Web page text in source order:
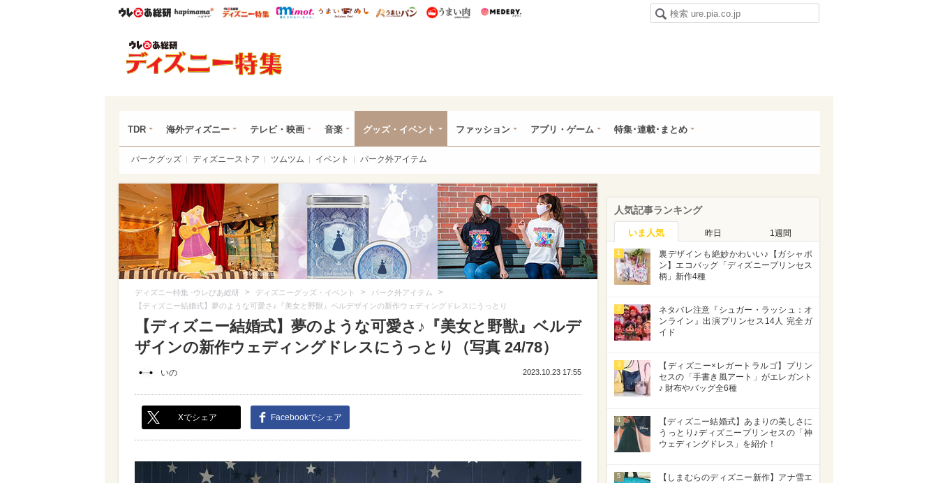
ウレぴあ総研ハピママ* ウレぴあ総研 ディズニー特集
mimot. うまいめし うまいパン うまい肉
TDR 海外ディズニー テレビ・映画 音楽 グッズ・イベント ファッション アプリ・ゲーム 特集･連載･まとめ
パークグッズ ディズニーストア ツムツム イベント パーク外アイテム
ディズニー特集 -ウレぴあ総研 > ディズニーグッズ・イベント > パーク外アイテム >
【ディズニー結婚式】夢のような可愛さ♪『美女と野獣』ベルデザインの新作ウェディングドレスにうっとり
【ディズニー結婚式】夢のような可愛さ♪『美女と野獣』ベルデ
ザインの新作ウェディングドレスにうっとり（写真 24/78）
いの 2023.10.23 17:55
Xでシェア Facebookでシェア
人気記事ランキング
いま人気 昨日 1週間
1
裏デザインも絶妙かわいい♪【ガシャポ
ン】エコバッグ「ディズニープリンセス
柄」新作4種
2
ネタバレ注意『シュガー・ラッシュ：オ
ンライン』出演プリンセス14人 完全ガ
イド
3
【ディズニー×レガートラルゴ】プリン
セスの「手書き風アート」がエレガント
♪ 財布やバッグ全6種
4
【ディズニー結婚式】あまりの美しさに
うっとり♪ディズニープリンセスの「神
ウェディングドレス」を紹介！
5
【しまむらのディズニー新作】アナ雪エ